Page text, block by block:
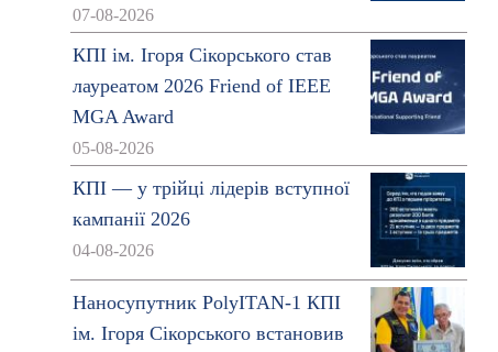
07-08-2026
КПІ ім. Ігоря Сікорського став
лауреатом 2026 Friend of IEEE
MGA Award
05-08-2026
КПІ — у трійці лідерів вступної
кампанії 2026
04-08-2026
Наносупутник PolyITAN-1 КПІ
ім. Ігоря Сікорського встановив